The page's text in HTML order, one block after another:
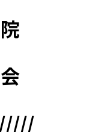
院
会